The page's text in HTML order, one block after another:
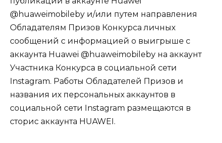
@huaweimobileby и/или путем направления
Обладателям Призов Конкурса личных
сообщений c информацией о выигрыше с
аккаунта Huawei @huaweimobileby на аккаунт
Участника Конкурса в социальной сети
Instagram. Работы Обладателей Призов и
названия их персональных аккаунтов в
социальной сети Instagram размещаются в
сторис аккаунта HUAWEI.